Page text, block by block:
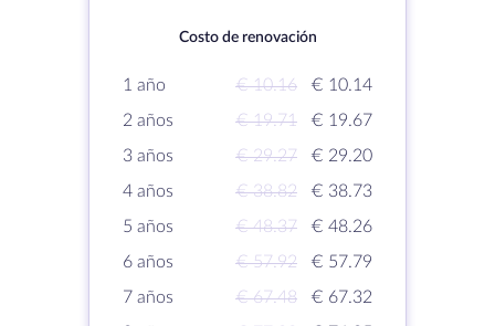
Costo de renovación
1 año € 10.16
€ 10.14
2 años
€ 19.71
€ 19.67
3 años
€ 29.27
€ 29.20
4 años
€ 38.82
€ 38.73
5 años
€ 48.37
€ 48.26
6 años
€ 57.92
€ 57.79
7 años
€ 67.48
€ 67.32